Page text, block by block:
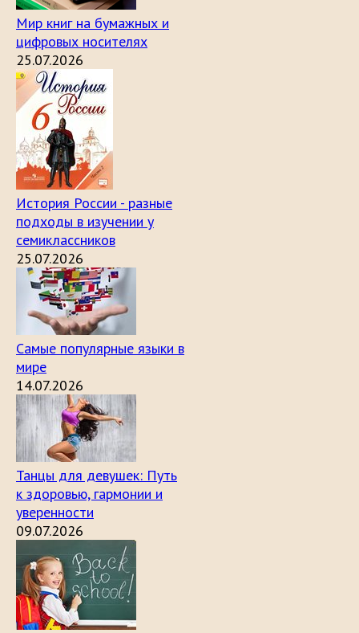
Мир книг на бумажных и
цифровых носителях
25.07.2026
История России - разные
подходы в изучении у
семиклассников
25.07.2026
Самые популярные языки в
мире
14.07.2026
Танцы для девушек: Путь
к здоровью, гармонии и
уверенности
09.07.2026